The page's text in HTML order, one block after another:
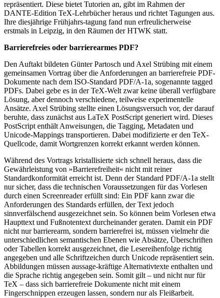
repräsentiert. Diese bietet Tutorien an, gibt im Rahmen der
DANTE-Edition TeX-Lehrbücher heraus und richtet Tagungen aus.
Ihre diesjährige Frühjahrs-tagung fand nun erfreulicherweise
erstmals in Leipzig, in den Räumen der HTWK statt.
Barrierefreies oder barrierearmes PDF?
Den Auftakt bildeten Günter Partosch und Axel Strübing mit einem
gemeinsamen Vortrag über die Anforderungen an barrierefreie PDF-
Dokumente nach dem ISO-Standard PDF/A-1a, sogenannte tagged
PDFs. Dabei gebe es in der TeX-Welt zwar keine überall verfügbare
Lösung, aber dennoch verschiedene, teilweise experimentelle
Ansätze. Axel Strübing stellte einen Lösungsversuch vor, der darauf
beruhte, dass zunächst aus LaTeX PostScript generiert wird. Dieses
PostScript enthält Anweisungen, die Tagging, Metadaten und
Unicode-Mappings transportieren. Dabei modifizierte er den TeX-
Quellcode, damit Wortgrenzen korrekt erkannt werden können.
Während des Vortrags kristallisierte sich schnell heraus, dass die
Gewährleistung von »Barrierefreiheit« nicht mit reiner
Standardkonformität erreicht ist. Denn der Standard PDF/A-1a stellt
nur sicher, dass die technischen Voraussetzungen für das Vorlesen
durch einen Screenreader erfüllt sind: Ein PDF kann zwar die
Anforderungen des Standards erfüllen, der Text jedoch
sinnverfälschend ausgezeichnet sein. So können beim Vorlesen etwa
Haupttext und Fußnotentext durcheinander geraten. Damit ein PDF
nicht nur barrierearm, sondern barrierefrei ist, müssen vielmehr die
unterschiedlichen semantischen Ebenen wie Absätze, Überschriften
oder Tabellen korrekt ausgezeichnet, die Lesereihenfolge richtig
angegeben und alle Schriftzeichen durch Unicode repräsentiert sein.
Abbildungen müssen aussage-kräftige Alternativtexte enthalten und
die Sprache richtig angegeben sein. Somit gilt – und nicht nur für
TeX – dass sich barrierefreie Dokumente nicht mit einem
Fingerschnippen erzeugen lassen, sondern nur als Fleißarbeit.